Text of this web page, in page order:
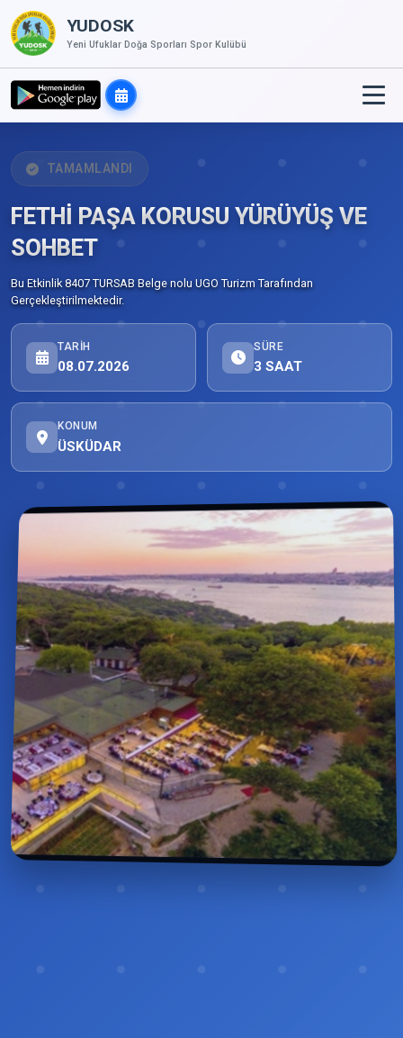
YUDOSK
Yeni Ufuklar Doğa Sporları Spor Kulübü
TAMAMLANDI
FETHİ PAŞA KORUSU YÜRÜYÜŞ VE
SOHBET
Bu Etkinlik 8407 TURSAB Belge nolu UGO Turizm Tarafından
Gerçekleştirilmektedir.
TARIH
08.07.2026
SÜRE
3 SAAT
KONUM
ÜSKÜDAR